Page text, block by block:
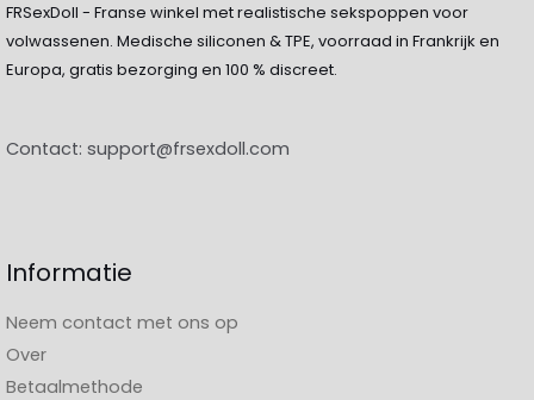
FRSexDoll - Franse winkel met realistische sekspoppen voor
volwassenen. Medische siliconen & TPE, voorraad in Frankrijk en
Europa, gratis bezorging en 100 % discreet.
Contact: support@frsexdoll.com
Informatie
Neem contact met ons op
Over
Betaalmethode